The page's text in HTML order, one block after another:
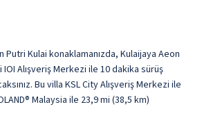
Kulai konaklamanızda, Kulaijaya Aeon
Alışveriş Merkezi ile 10 dakika sürüş
Bu villa KSL City Alışveriş Merkezi ile
Malaysia ile 23,9 mi (38,5 km)